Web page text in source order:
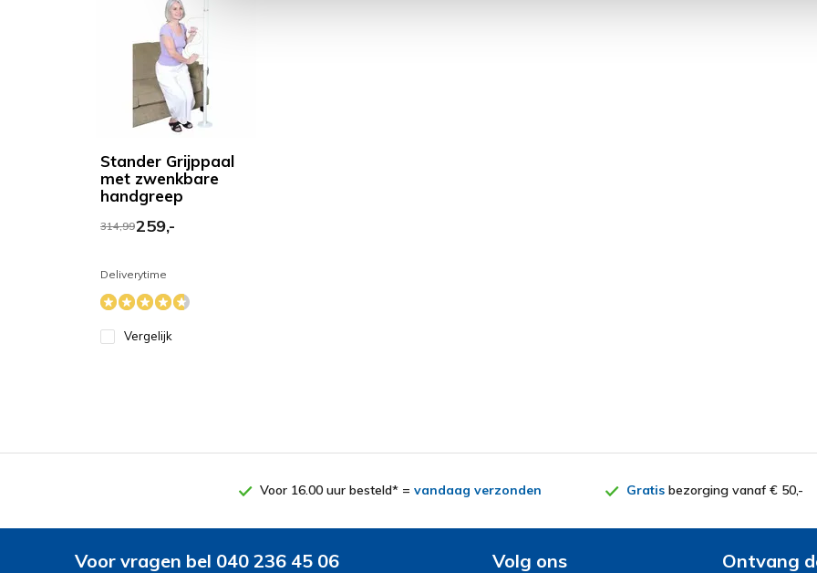
Stander Grijppaal
met zwenkbare
handgreep
314,99259,-
Deliverytime
Vergelijk
Voor 16.00 uur besteld* = vandaag verzonden Gratisbezorging vanaf € 50,-
Voor vragen bel 040 236 45 06 Volg ons Ontvang